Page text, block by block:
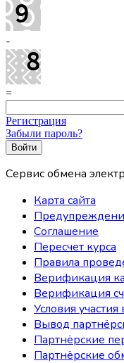
-
=
Регистрация
Забыли пароль?
Сервис обмена
Карта сайта
Соглашение
Пересчет курса
Правила
Верификация
Верификация
Условия
Вывод
Партнёрские
Партнёрские